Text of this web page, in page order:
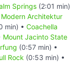
Springs (2:01 min)
Architektur
min) • Coachella
Mount Jacinto State
(0:57 min) •
Rock (0:53 min) •